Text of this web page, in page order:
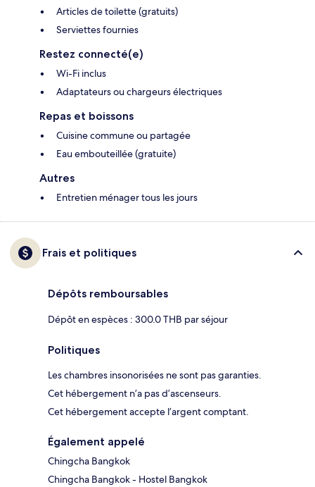
Articles de toilette (gratuits)
Serviettes fournies
Restez connecté(e)
Wi-Fi inclus
Adaptateurs ou chargeurs électriques
Repas et boissons
Cuisine commune ou partagée
Eau embouteillée (gratuite)
Autres
Entretien ménager tous les jours
Frais et politiques
Dépôts remboursables
Dépôt en espèces : 300.0 THB par séjour
Politiques
Les chambres insonorisées ne sont pas garanties.
Cet hébergement n’a pas d’ascenseurs.
Cet hébergement accepte l’argent comptant.
Également appelé
Chingcha Bangkok
Chingcha Bangkok - Hostel Bangkok